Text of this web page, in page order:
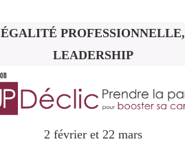
ÉGALITÉ PROFESSIONNELLE,
LEADERSHIP
2 février et 22 mars